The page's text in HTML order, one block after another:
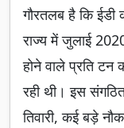
गौरतलब है कि
राज्य में जुलाई
होने वाले प्रति
रही थी। इस
तिवारी, कई बड़े